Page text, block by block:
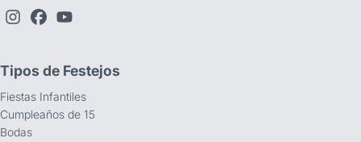
Tipos de Festejos
Fiestas Infantiles
Cumpleaños de 15
Bodas